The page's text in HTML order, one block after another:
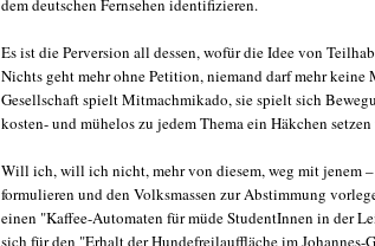
Es ist die Perversion all dessen, wofür die Idee von
Nichts geht mehr ohne Petition, niemand darf mehr
Gesellschaft spielt Mitmachmikado, sie spielt sich
kosten- und mühelos zu jedem Thema ein Häkchen
Will ich, will ich nicht, mehr von diesem, weg mit jenem
formulieren und den Volksmassen zur Abstimmung
einen "Kaffee-Automaten für müde StudentInnen in der
sich für den "Erhalt der Hundefreilauffläche im Johannes-